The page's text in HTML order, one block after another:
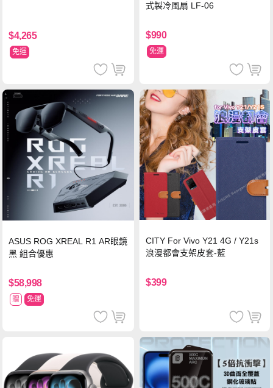
$4,265
免運
式製冷風扇 LF-06
$990
免運
ASUS ROG XREAL R1 AR眼鏡
黑 組合優惠
$58,998
贈 免運
CITY For Vivo Y21 4G / Y21s
浪漫都會支架皮套-藍
$399